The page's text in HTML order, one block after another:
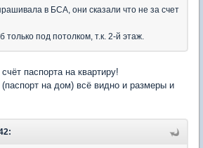
в БСА, они сказали что не за счет
только под потолком, т.к. 2-й этаж.
паспорта на квартиру!
(паспорт на дом) всё видно и размеры и